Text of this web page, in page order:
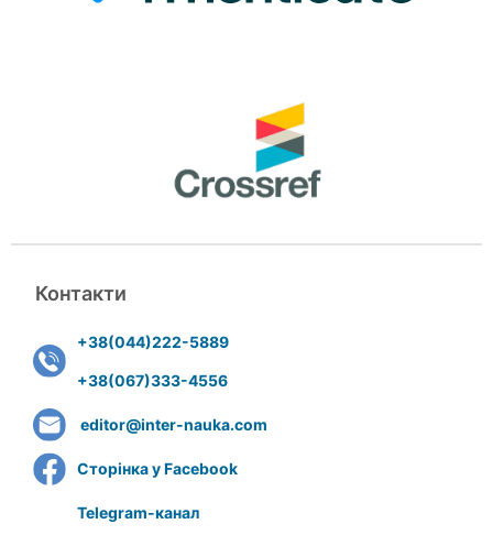
Контакти
+38(044)222-5889
+38(067)333-4556
editor@inter-nauka.com
Сторінка у Facebook
Telegram-канал